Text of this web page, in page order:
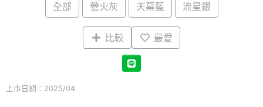
全部 營火灰 天幕藍 流星銀
比較 最愛
上市日期：2025/04